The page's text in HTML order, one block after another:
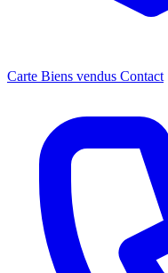
Carte Biens vendus Contact